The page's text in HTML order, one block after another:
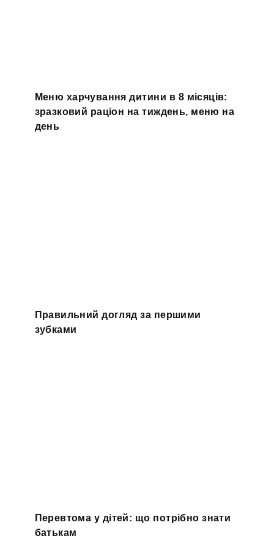
Меню харчування дитини в 8 місяців:
зразковий раціон на тиждень, меню на
день
Правильний догляд за першими
зубками
Перевтома у дітей: що потрібно знати
батькам